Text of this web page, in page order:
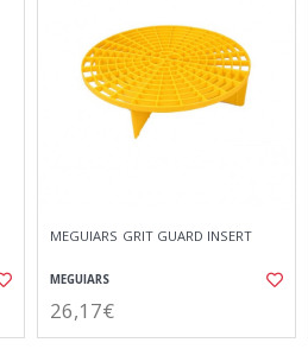
MEGUIARS GRIT GUARD INSERT
MEGUIARS
26,17€